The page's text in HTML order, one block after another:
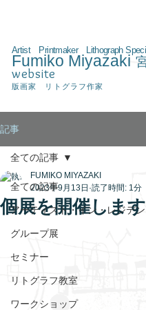
Artist Printmaker Lithograph
Fumiko Miyazaki
website
版画家 リトグラフ作家
記事
全ての記事
アーティスト・イン・レジデン
グループ展
セミナー
リトグラフ教室
ワークショップ
全ての記事
個展を開催します
FUMIKO MIYAZAKI
2023年9月13日 読了時間: 1分